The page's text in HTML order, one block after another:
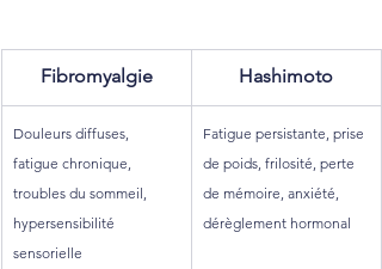
Fibromyalgie Hashimoto
Douleurs diffuses,
fatigue chronique,
troubles du sommeil,
hypersensibilité
sensorielle
Fatigue persistante, prise
de poids, frilosité, perte
de mémoire, anxiété,
dérèglement hormonal